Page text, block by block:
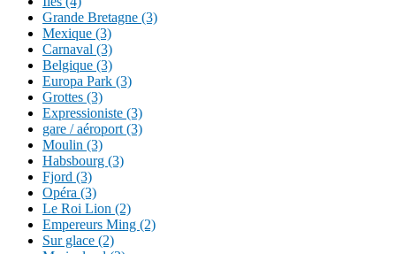
Grande Bretagne (3)
Mexique (3)
Carnaval (3)
Belgique (3)
Europa Park (3)
Grottes (3)
Expressioniste (3)
gare / aéroport (3)
Moulin (3)
Habsbourg (3)
Fjord (3)
Opéra (3)
Le Roi Lion (2)
Empereurs Ming (2)
Sur glace (2)